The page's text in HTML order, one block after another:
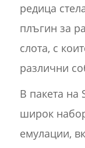
редица
плъгин за
слота, с
различни
В пакета на
широк
емулации,